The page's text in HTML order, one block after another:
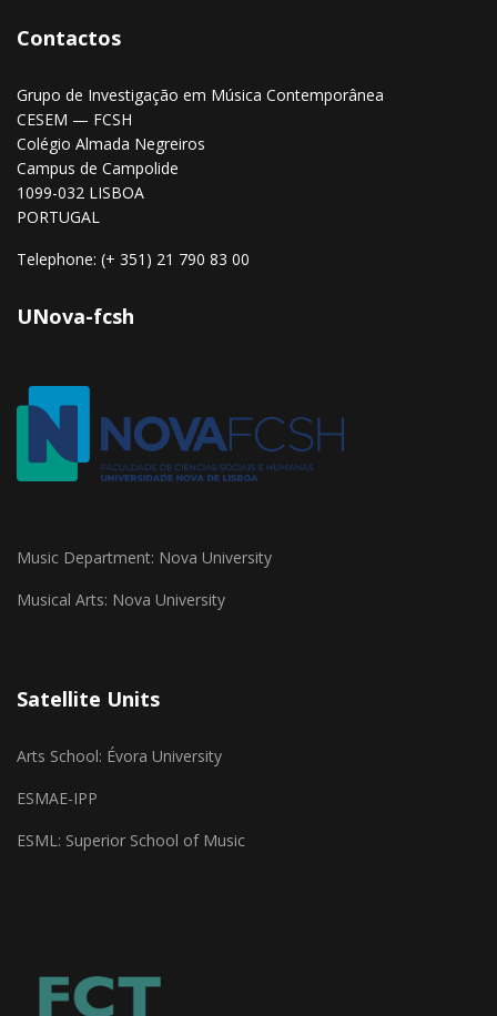
Contactos
Grupo de Investigação em Música Contemporânea
CESEM — FCSH
Colégio Almada Negreiros
Campus de Campolide
1099-032 LISBOA
PORTUGAL
Telephone: (+ 351) 21 790 83 00
UNova-fcsh
Music Department: Nova University
Musical Arts: Nova University
Satellite Units
Arts School: Évora University
ESMAE-IPP
ESML: Superior School of Music